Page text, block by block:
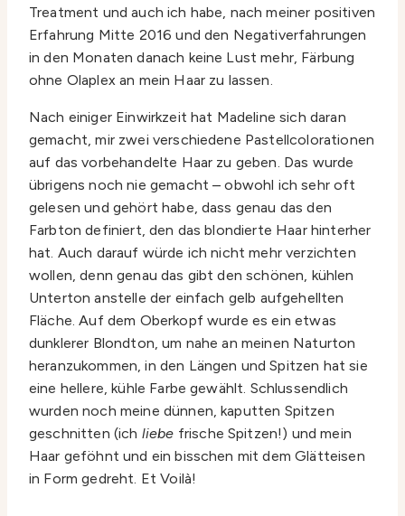
Treatment und auch ich habe, nach meiner positiven
Erfahrung Mitte 2016 und den Negativerfahrungen
in den Monaten danach keine Lust mehr, Färbung
ohne Olaplex an mein Haar zu lassen.
Nach einiger Einwirkzeit hat Madeline sich daran
gemacht, mir zwei verschiedene Pastellcolorationen
auf das vorbehandelte Haar zu geben. Das wurde
übrigens noch nie gemacht – obwohl ich sehr oft
gelesen und gehört habe, dass genau das den
Farbton definiert, den das blondierte Haar hinterher
hat. Auch darauf würde ich nicht mehr verzichten
wollen, denn genau das gibt den schönen, kühlen
Unterton anstelle der einfach gelb aufgehellten
Fläche. Auf dem Oberkopf wurde es ein etwas
dunklerer Blondton, um nahe an meinen Naturton
heranzukommen, in den Längen und Spitzen hat sie
eine hellere, kühle Farbe gewählt. Schlussendlich
wurden noch meine dünnen, kaputten Spitzen
geschnitten (ich liebe frische Spitzen!) und mein
Haar geföhnt und ein bisschen mit dem Glätteisen
in Form gedreht. Et Voilà!